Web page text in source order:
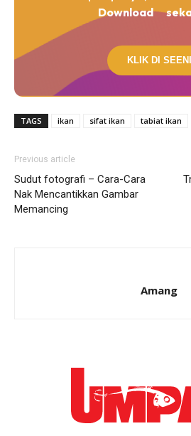
Download
KLIK DI SEENI
TAGS ikan sifat ikan tabiat ikan
Previous article
Sudut fotografi – Cara-Cara
Nak Mencantikkan Gambar
Memancing
Amang